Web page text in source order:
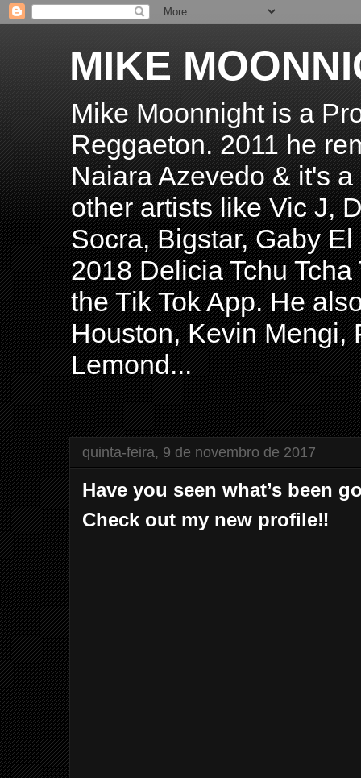
MIKE
Mike Moonnight is a
Reggaeton. 2011 he
Naiara Azevedo & it's
other artists like Vic J,
Socra, Bigstar, Gaby
2018 Delicia Tchu
the Tik Tok App. He
Houston, Kevin Mengi,
Lemond...
quinta-feira, 9 de novembro de 2017
Have you seen what’s been
Check out my new profile‼️